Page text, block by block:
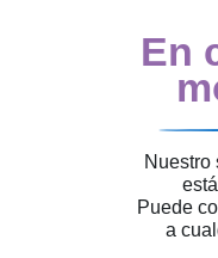
En
Nuestro
Puede
a